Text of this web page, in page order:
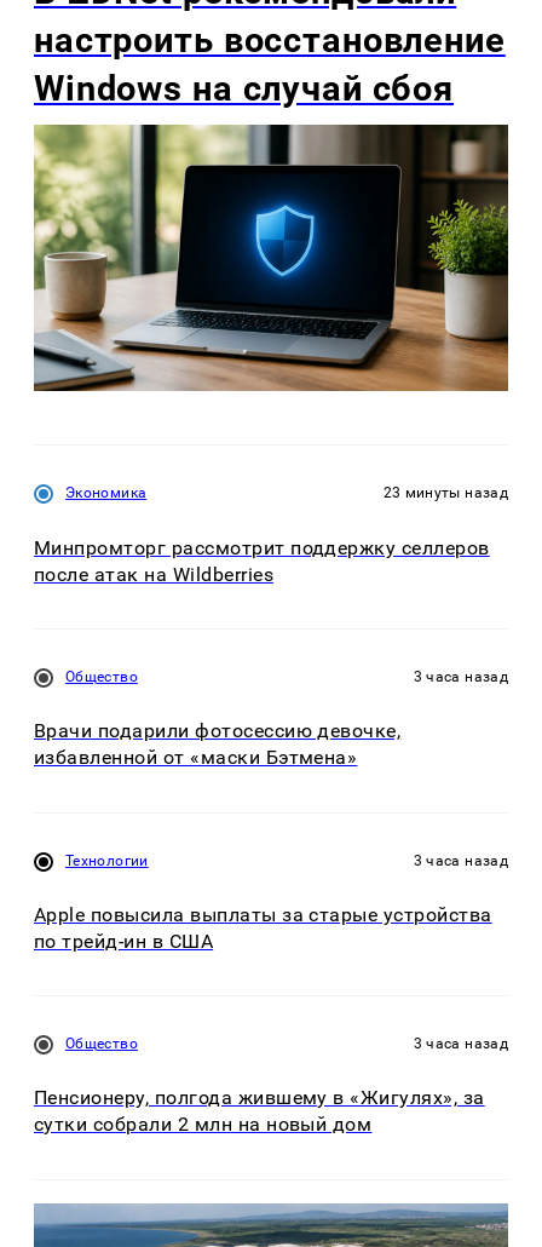
настроить восстановление
Windows на случай сбоя
Экономика 23 минуты назад
Минпромторг рассмотрит поддержку селлеров
после атак на Wildberries
Общество 3 часа назад
Врачи подарили фотосессию девочке,
избавленной от «маски Бэтмена»
Технологии 3 часа назад
Apple повысила выплаты за старые устройства
по трейд-ин в США
Общество 3 часа назад
Пенсионеру, полгода жившему в «Жигулях», за
сутки собрали 2 млн на новый дом